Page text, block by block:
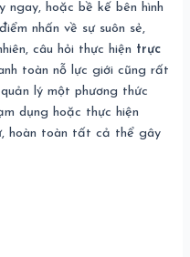
hoặc bề kế bên hình
nhấn về sự suôn sẻ,
câu hỏi thực hiện trực
toàn nỗ lực giới cũng rất
lý một phương thức
dụng hoặc thực hiện
hoàn toàn tất cả thể gây